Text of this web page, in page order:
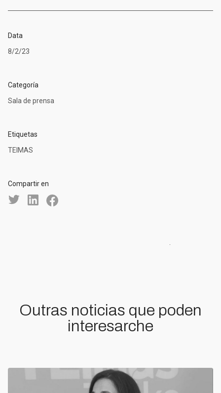
Data
8/2/23
Categoría
Sala de prensa
Etiquetas
TEIMAS
Compartir en
Outras noticias que poden
interesarche